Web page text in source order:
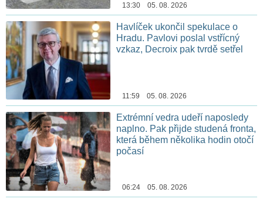
13:30 05. 08. 2026
Havlíček ukončil spekulace o
Hradu. Pavlovi poslal vstřícný
vzkaz, Decroix pak tvrdě setřel
11:59 05. 08. 2026
Extrémní vedra udeří naposledy
naplno. Pak přijde studená fronta,
která během několika hodin otočí
počasí
06:24 05. 08. 2026